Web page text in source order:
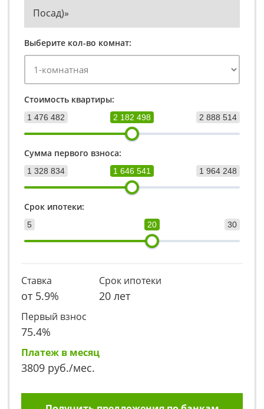
Посад)»
Выберите кол-во комнат:
Стоимость квартиры:
1 476 482 2 888 514
2 182 498
Сумма первого взноса:
1 328 834 1 964 248
1 646 541
Срок ипотеки:
5 30
20
Ставка
от 5.9%
Срок ипотеки
20 лет
Первый взнос
75.4%
Платеж в месяц
3809 руб./мес.